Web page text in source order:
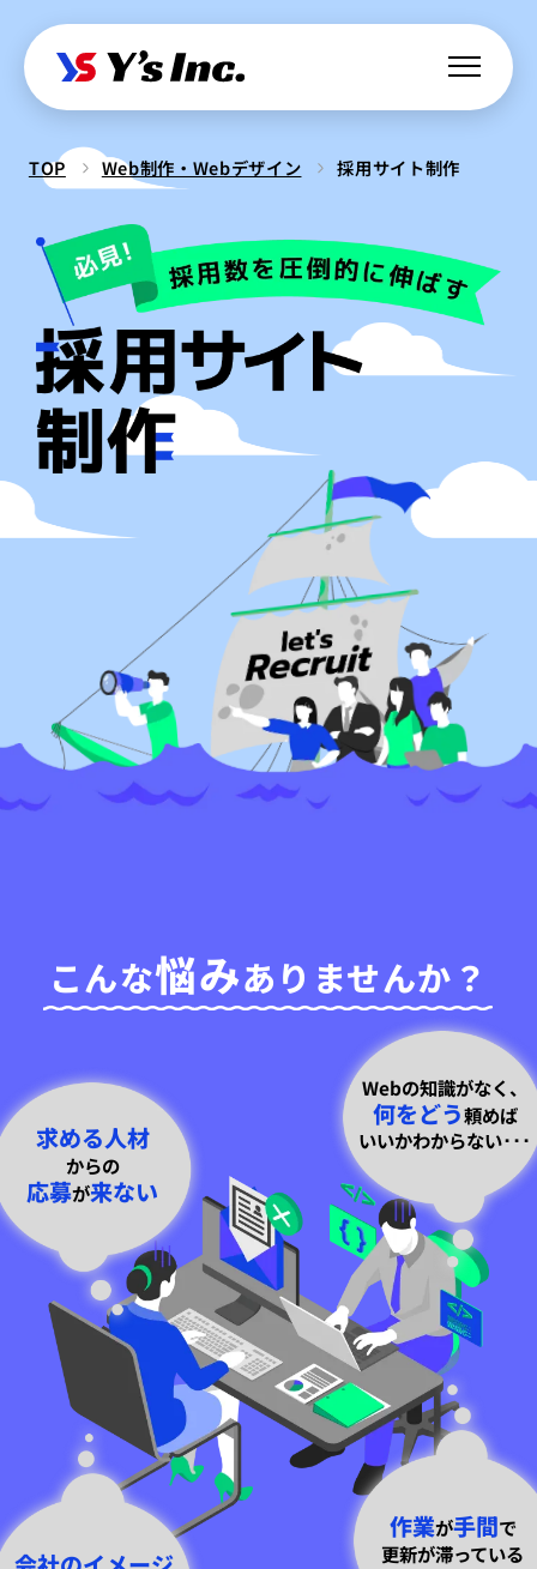
Web制作・Webデザイン
Web制作
コーポレートサイト制作
採用サイト制作
LPサイト制作
WordPressカスタム
セキュリティ診断
UI/UX設計
ブランディング設計
Webマーケティング支援
SEO支援
データ基盤構築
BIツール導入
デジタル広告運用
データ分析&UI改善
Webサイト活用支援
Web開発・アプリ開発
・ラボ型開発
LINEミニアプリ開発
Webシステム開発
ラボ型開発
クリエイティブ制作
ロゴ制作
ビジュアル制作
パンフレット制作
アニメ公式サイト制作
IT派遣サービス
WEBシステムエンジニア
ネイティブアプリエンジニア
IT教育サービス
EdtechTraining
About
Company
Blog
Privacy policy
TOP Web制作・Webデザイン 採用サイト制作
こんな悩みありませんか？
求める人材
からの
応募が来ない
Webの知識がなく、
何をどう頼めば
いいかわからない･･･
作業が手間で
更新が滞っている